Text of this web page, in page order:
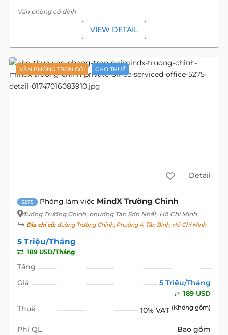
Văn phòng cố định
VIEW DETAIL
VĂN PHÒNG TRỌN GÓI CHO THUÊ
Detail
5275 Phòng làm việc MindX Trường Chinh
đường Trường Chinh, phường Tân Sơn Nhất, Hồ Chí Minh
Địa chỉ cũ:đường Trường Chinh, Phường 4, Tân Bình, Hồ Chí Minh
5 Triệu/Tháng
189 USD/Tháng
Tầng
Giá
5 Triệu/Tháng
189 USD
Thuế 10% VAT (Không gồm)
Phí QL Bao gồm